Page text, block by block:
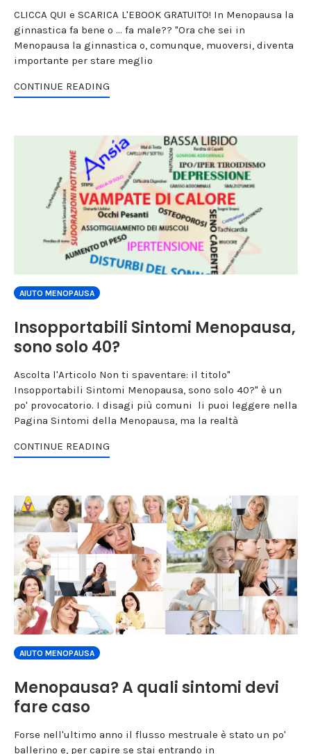
CLICCA QUI e SCARICA L'EBOOK GRATUITO! In Menopausa la
ginnastica fa bene o ... fa male?? "Ora che sei in
Menopausa la ginnastica o, comunque, muoversi, diventa
importante per stare meglio
CONTINUE READING
AIUTO MENOPAUSA
Insopportabili Sintomi Menopausa,
sono solo 40?
Ascolta l'Articolo Non ti spaventare: il titolo"
Insopportabili Sintomi Menopausa, sono solo 40?" è un
po' provocatorio. I disagi più comuni li puoi leggere nella
Pagina Sintomi della Menopausa, ma la realtà
CONTINUE READING
AIUTO MENOPAUSA
Menopausa? A quali sintomi devi
fare caso
Forse nell'ultimo anno il flusso mestruale è stato un po'
ballerino e, per capire se stai entrando in